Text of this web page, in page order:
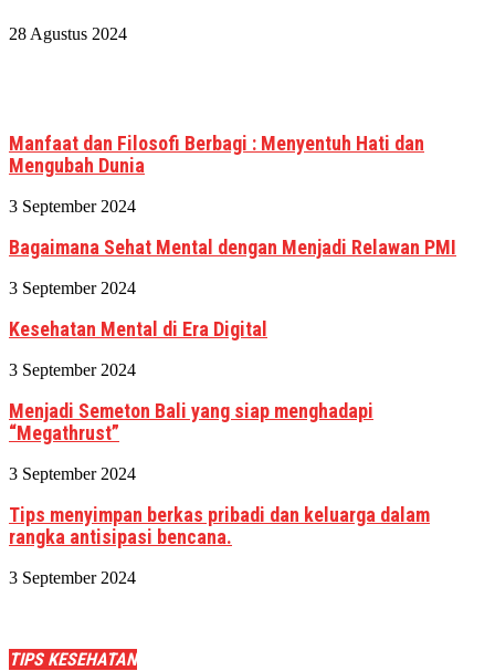
28 Agustus 2024
Manfaat dan Filosofi Berbagi : Menyentuh Hati dan
Mengubah Dunia
3 September 2024
Bagaimana Sehat Mental dengan Menjadi Relawan PMI
3 September 2024
Kesehatan Mental di Era Digital
3 September 2024
Menjadi Semeton Bali yang siap menghadapi
“Megathrust”
3 September 2024
Tips menyimpan berkas pribadi dan keluarga dalam
rangka antisipasi bencana.
3 September 2024
TIPS KESEHATAN